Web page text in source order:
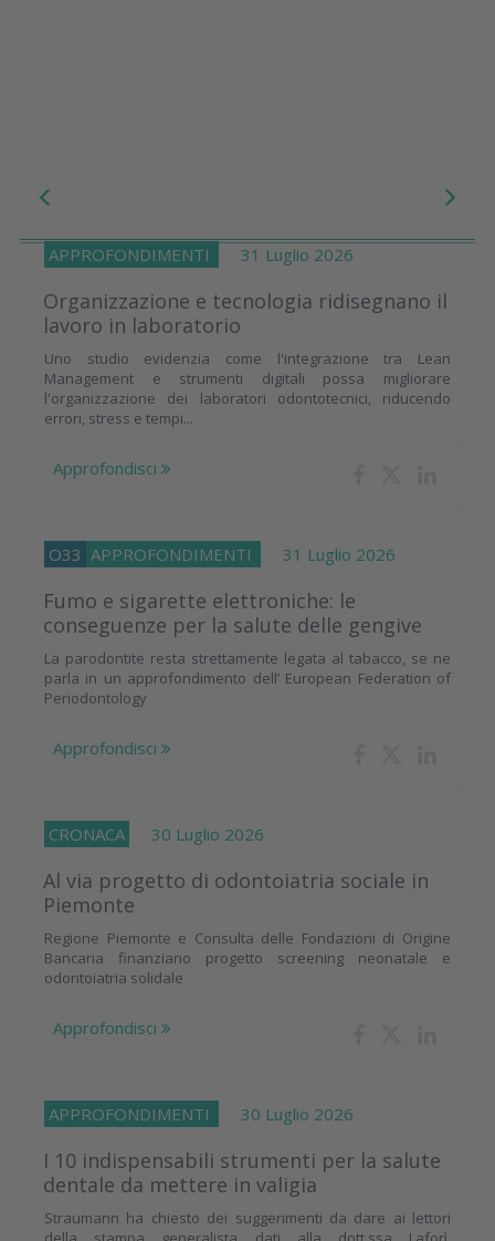
APPROFONDIMENTI 31 Luglio 2026
Organizzazione e tecnologia ridisegnano il
lavoro in laboratorio
Uno studio evidenzia come l'integrazione tra Lean
Management e strumenti digitali possa migliorare
l'organizzazione dei laboratori odontotecnici, riducendo
errori, stress e tempi...
Approfondisci
O33 APPROFONDIMENTI 31 Luglio 2026
Fumo e sigarette elettroniche: le
conseguenze per la salute delle gengive
La parodontite resta strettamente legata al tabacco, se ne
parla in un approfondimento dell’ European Federation of
Periodontology
Approfondisci
CRONACA 30 Luglio 2026
Al via progetto di odontoiatria sociale in
Piemonte
Regione Piemonte e Consulta delle Fondazioni di Origine
Bancaria finanziano progetto screening neonatale e
odontoiatria solidale
Approfondisci
APPROFONDIMENTI 30 Luglio 2026
I 10 indispensabili strumenti per la salute
dentale da mettere in valigia
Straumann ha chiesto dei suggerimenti da dare ai lettori